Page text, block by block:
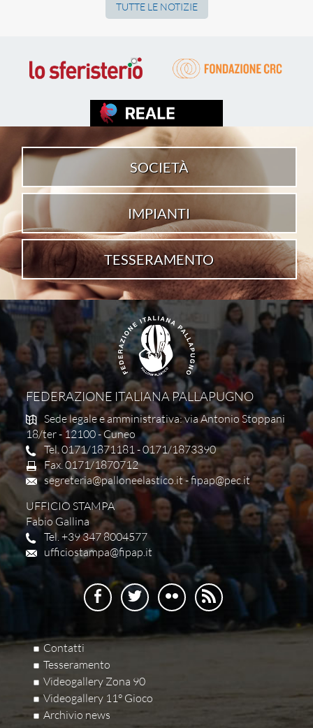
TUTTE LE NOTIZIE
SOCIETÀ
IMPIANTI
TESSERAMENTO
FEDERAZIONE ITALIANA PALLAPUGNO
Sede legale e amministrativa: via Antonio Stoppani
18/ter - 12100 - Cuneo
Tel. 0171/1871181 - 0171/1873390
Fax. 0171/1870712
segreteria@palloneelastico.it-fipap@pec.it
UFFICIO STAMPA
Fabio Gallina
Tel. +39 347 8004577
ufficiostampa@fipap.it
Contatti
Tesseramento
Videogallery Zona 90
Videogallery 11° Gioco
Archivio news